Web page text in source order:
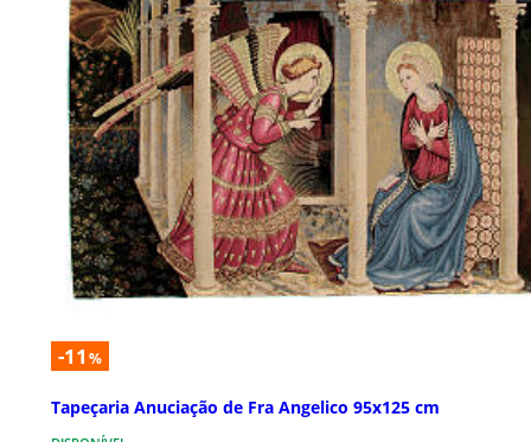
-11 %
Tapeçaria Anuciação de Fra Angelico 95x125 cm